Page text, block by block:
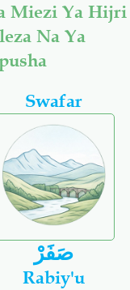
Miezi Ya Hijri
Na Ya
Swafar
صَفَرْ
Rabiy'u